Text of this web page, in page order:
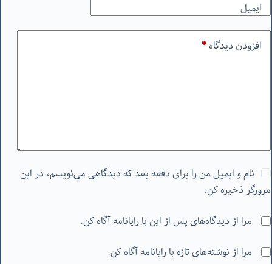
ایمیل
افزودن دیدگاه*
نام و ایمیل من را برای دفعه بعد که دیدگاهی می‌نویسم، در این
مرورگر ذخیره کن.
مرا از دیدگاه‌های پس از این با رایانامه آگاه کن.
مرا از نوشته‌های تازه با رایانامه آگاه کن.